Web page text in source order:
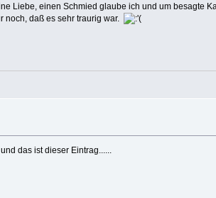
Liebe, einen Schmied glaube ich und um besagte
noch, daß es sehr traurig war.
das ist dieser Eintrag......